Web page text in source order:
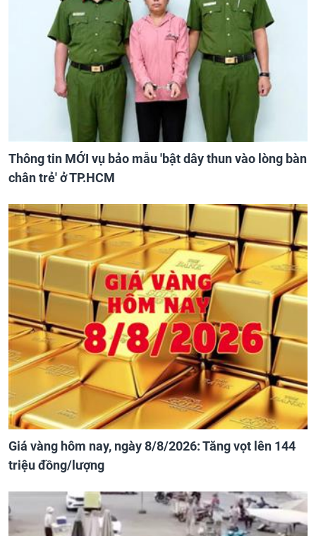
Thông tin MỚI vụ bảo mẫu 'bật dây thun vào lòng bàn
chân trẻ' ở TP.HCM
Giá vàng hôm nay, ngày 8/8/2026: Tăng vọt lên 144
triệu đồng/lượng